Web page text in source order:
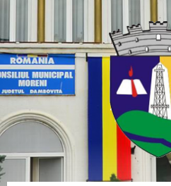
sidebar
sidebar